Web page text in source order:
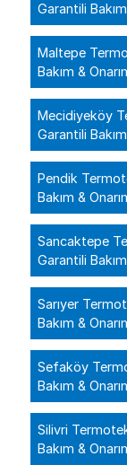
Garantili
Maltepe
Bakım &
Mecidiyeköy
Garantili
Pendik
Bakım &
Sancaktepe
Garantili
Sarıyer
Bakım &
Sefaköy
Bakım &
Silivri
Bakım &